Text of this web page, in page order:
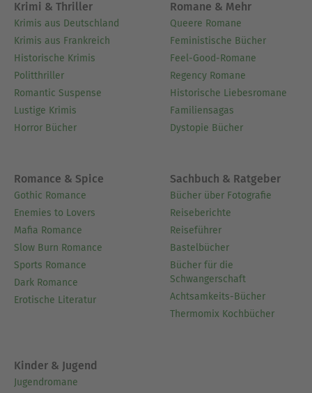
Krimi & Thriller
Krimis aus Deutschland
Krimis aus Frankreich
Historische Krimis
Politthriller
Romantic Suspense
Lustige Krimis
Horror Bücher
Romane & Mehr
Queere Romane
Feministische Bücher
Feel-Good-Romane
Regency Romane
Historische Liebesromane
Familiensagas
Dystopie Bücher
Romance & Spice
Gothic Romance
Enemies to Lovers
Mafia Romance
Slow Burn Romance
Sports Romance
Dark Romance
Erotische Literatur
Sachbuch & Ratgeber
Bücher über Fotografie
Reiseberichte
Reiseführer
Bastelbücher
Bücher für die
Schwangerschaft
Achtsamkeits-Bücher
Thermomix Kochbücher
Kinder & Jugend
Jugendromane